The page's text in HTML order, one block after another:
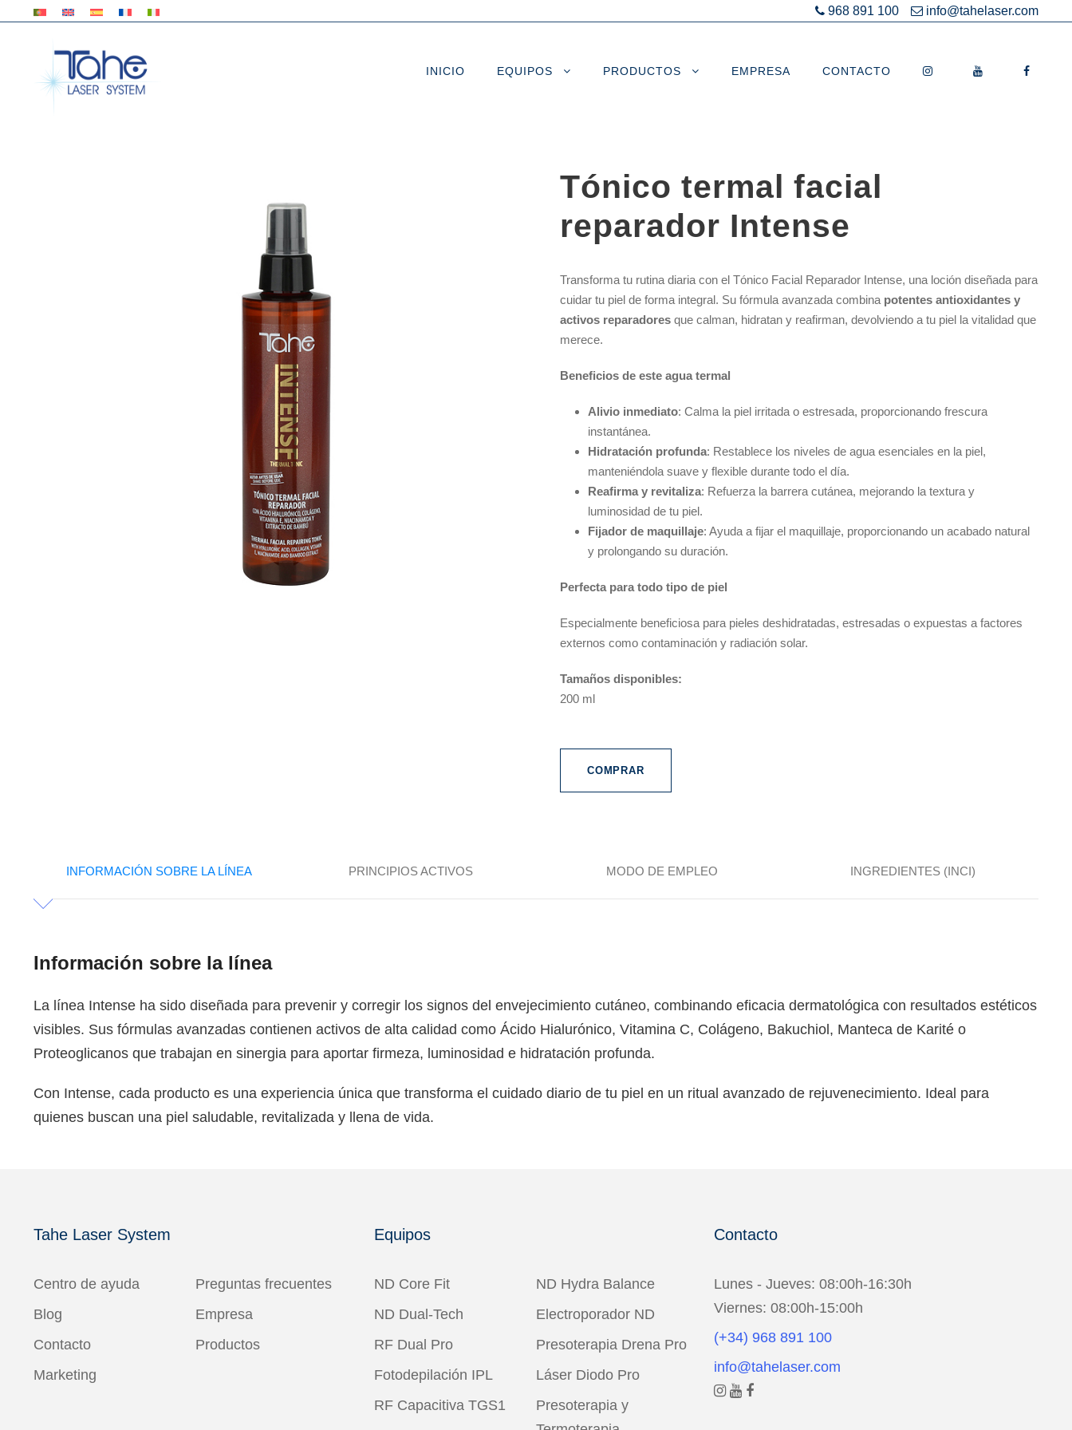
968 891 100 info@tahelaser.com
INICIO EQUIPOS PRODUCTOS EMPRESA CONTACTO
Tónico termal facial
reparador Intense
Transforma tu rutina diaria con el Tónico Facial Reparador Intense, una loción diseñada para
cuidar tu piel de forma integral. Su fórmula avanzada combina potentes antioxidantes y
activos reparadores que calman, hidratan y reafirman, devolviendo a tu piel la vitalidad que
merece.
Beneficios de este agua termal
Alivio inmediato: Calma la piel irritada o estresada, proporcionando frescura
instantánea.
Hidratación profunda: Restablece los niveles de agua esenciales en la piel,
manteniéndola suave y flexible durante todo el día.
Reafirma y revitaliza: Refuerza la barrera cutánea, mejorando la textura y
luminosidad de tu piel.
Fijador de maquillaje: Ayuda a fijar el maquillaje, proporcionando un acabado natural
y prolongando su duración.
Perfecta para todo tipo de piel
Especialmente beneficiosa para pieles deshidratadas, estresadas o expuestas a factores
externos como contaminación y radiación solar.
Tamaños disponibles:
200 ml
COMPRAR
INFORMACIÓN SOBRE LA LÍNEA PRINCIPIOS ACTIVOS MODO DE EMPLEO INGREDIENTES (INCI)
Información sobre la línea
La línea Intense ha sido diseñada para prevenir y corregir los signos del envejecimiento cutáneo, combinando eficacia dermatológica con resultados estéticos
visibles. Sus fórmulas avanzadas contienen activos de alta calidad como Ácido Hialurónico, Vitamina C, Colágeno, Bakuchiol, Manteca de Karité o
Proteoglicanos que trabajan en sinergia para aportar firmeza, luminosidad e hidratación profunda.
Con Intense, cada producto es una experiencia única que transforma el cuidado diario de tu piel en un ritual avanzado de rejuvenecimiento. Ideal para
quienes buscan una piel saludable, revitalizada y llena de vida.
Tahe Laser System
Centro de ayuda
Preguntas frecuentes
Blog
Empresa
Contacto
Productos
Marketing
Equipos
ND Core Fit
ND Hydra Balance
ND Dual-Tech
Electroporador ND
RF Dual Pro
Presoterapia Drena Pro
Fotodepilación IPL
Láser Diodo Pro
RF Capacitiva TGS1
Presoterapia y
Contacto
Lunes - Jueves: 08:00h-16:30h
Viernes: 08:00h-15:00h
(+34) 968 891 100
info@tahelaser.com